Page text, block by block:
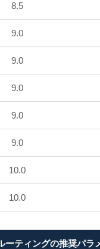
8.5
9.0
9.0
9.0
9.0
9.0
10.0
10.0
ティングの推奨パラ